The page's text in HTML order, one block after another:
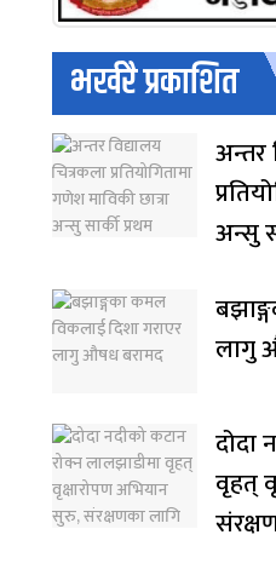
भर्खरै प्रकाशित
अन्तर
अन्सु
लागु
दोदा
वृहत्